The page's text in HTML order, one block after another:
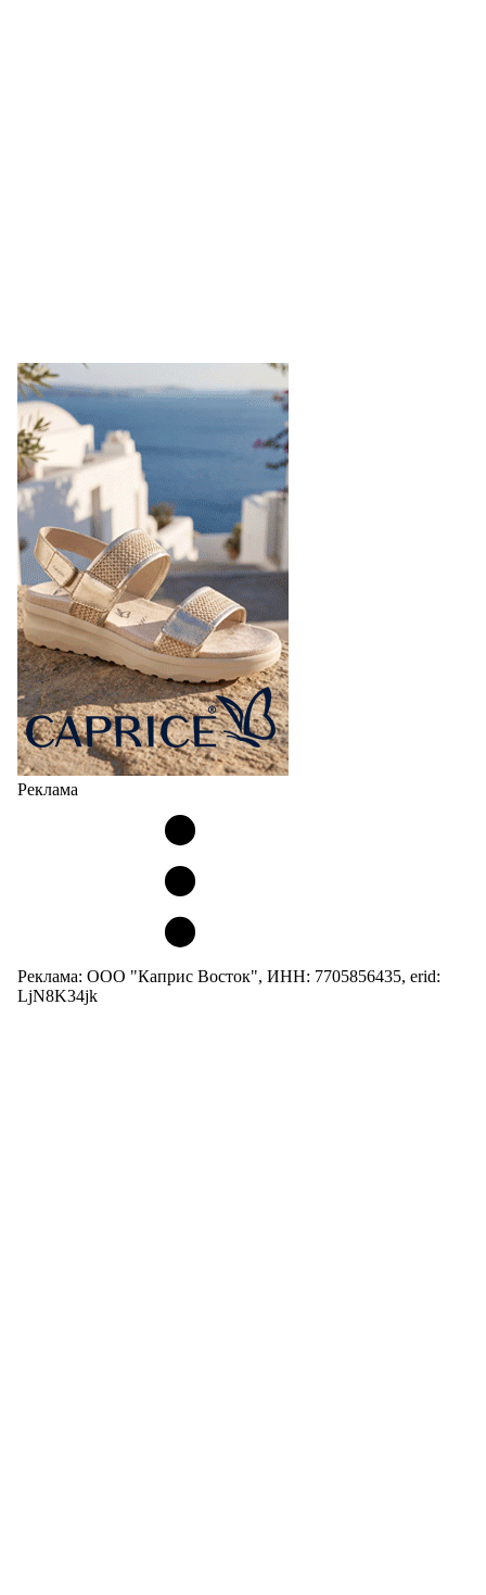
Реклама
Реклама: ООО "Каприс Восток", ИНН: 7705856435, erid:
LjN8K34jk